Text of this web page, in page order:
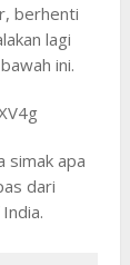
berhenti
lagi
ini.
simak apa
dari